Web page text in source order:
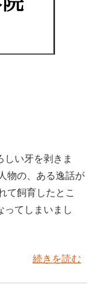
しい牙を剥きま
物の、ある逸話が
て飼育したとこ
ってしまいまし
続きを読む